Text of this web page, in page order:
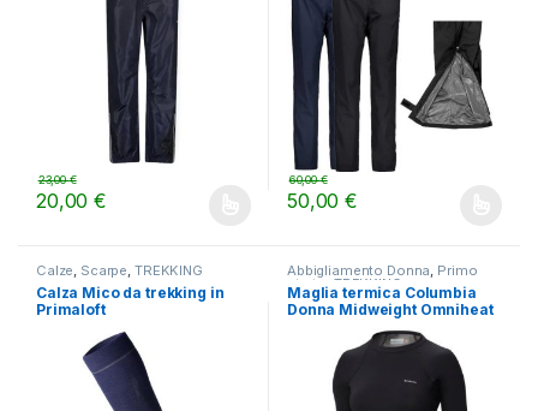
20,00€
23,00€
Questo prodotto ha più varianti. Le opzioni possono essere
50,00€
60,00€
Questo prodotto ha più
Calze, Scarpe, TREKKING
Calza Mico da trekking in
Primaloft
Abbigliamento Donna, Primo
strato, TREKKING
Maglia termica Columbia
Donna Midweight Omniheat